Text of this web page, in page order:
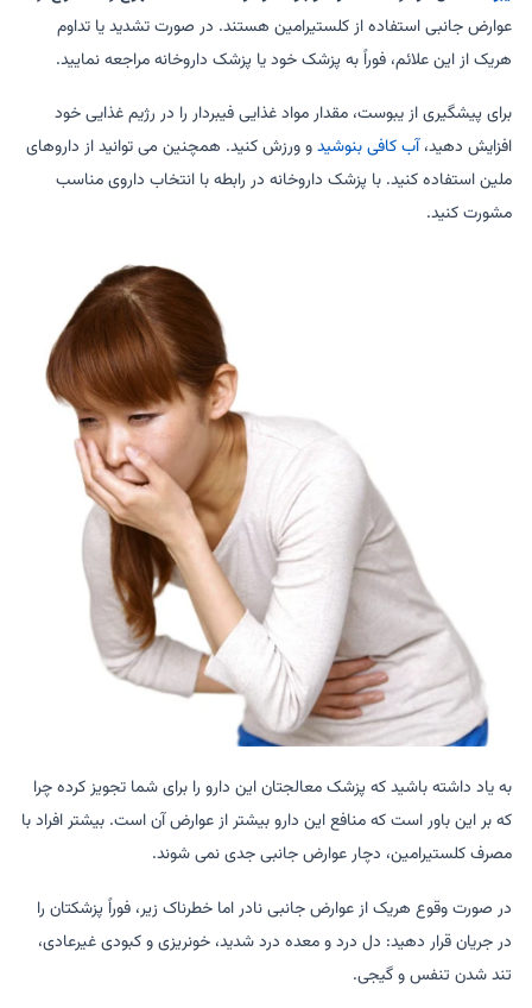
عوارض جانبی استفاده از کلستیرامین هستند. در صورت تشدید یا تداوم
هریک از این علائم، فوراً به پزشک خود یا پزشک داروخانه مراجعه نمایید.
برای پیشگیری از یبوست، مقدار مواد غذایی فیبردار را در رژیم غذایی خود
افزایش دهید،آب کافی بنوشیدو ورزش کنید. همچنین می توانید از داروهای
ملین استفاده کنید. با پزشک داروخانه در رابطه با انتخاب داروی مناسب
مشورت کنید.
به یاد داشته باشید که پزشک معالجتان این دارو را برای شما تجویز کرده چرا
که بر این باور است که منافع این دارو بیشتر از عوارض آن است. بیشتر افراد با
مصرف کلستیرامین، دچار عوارض جانبی جدی نمی شوند.
در صورت وقوع هریک از عوارض جانبی نادر اما خطرناک زیر، فوراً پزشکتان را
در جریان قرار دهید: دل درد و معده درد شدید، خونریزی و کبودی غیرعادی،
تند شدن تنفس و گیجی.